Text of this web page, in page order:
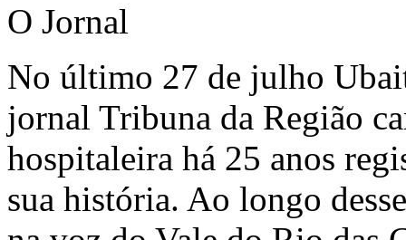
O Jornal
No último 27 de julho
jornal Tribuna da Região
hospitaleira há 25 anos
sua história. Ao longo